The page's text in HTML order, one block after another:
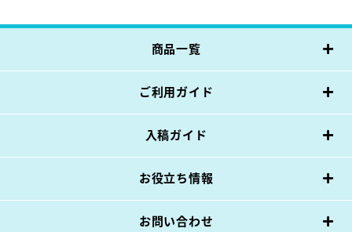
商品一覧
ご利用ガイド
入稿ガイド
お役立ち情報
お問い合わせ